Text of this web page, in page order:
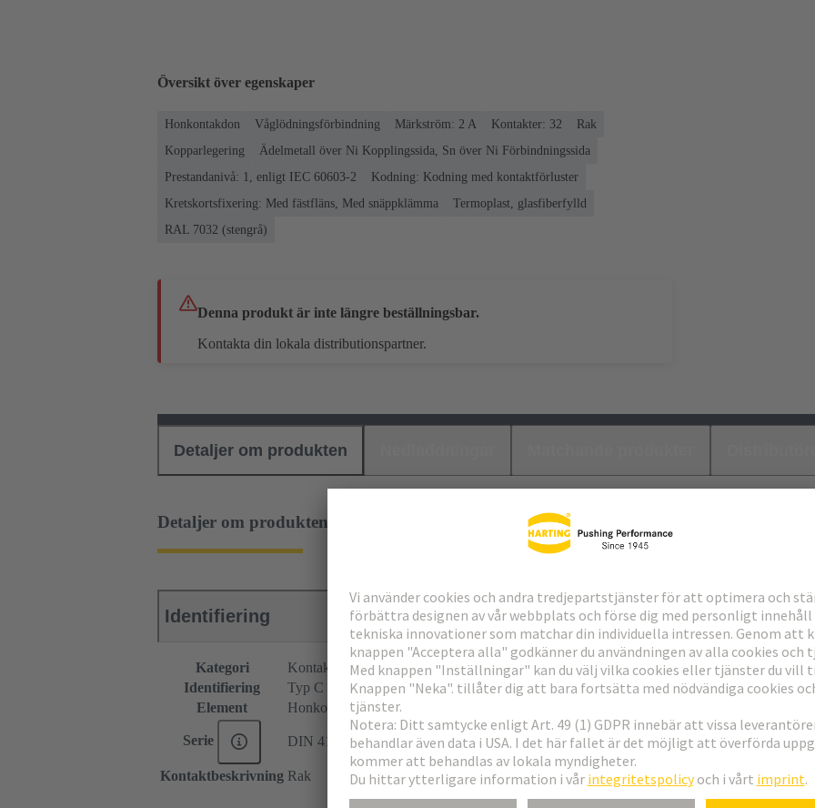
Översikt över egenskaper
Honkontakdon Våglödningsförbindning Märkström: ‌2 A Kontakter: 32
Rak
Kopparlegering
Ädelmetall över Ni Kopplingssida, Sn över Ni Förbindningssida
Prestandanivå: 1, enligt IEC 60603-2
Kodning: Kodning med kontaktförluster
Kretskortsfixering: Med fästfläns, Med snäppklämma
Termoplast, glasfiberfylld
RAL 7032 (stengrå)
Denna produkt är inte längre beställningsbar.
Kontakta din lokala distributionspartner.
Detaljer om produkten
Detaljer om produkten
Identifiering
Kategori
Kontaktdon
Identifiering
Typ C
Element
Honkontakdon
Serie DIN 41612
Kontaktbeskrivning Rak